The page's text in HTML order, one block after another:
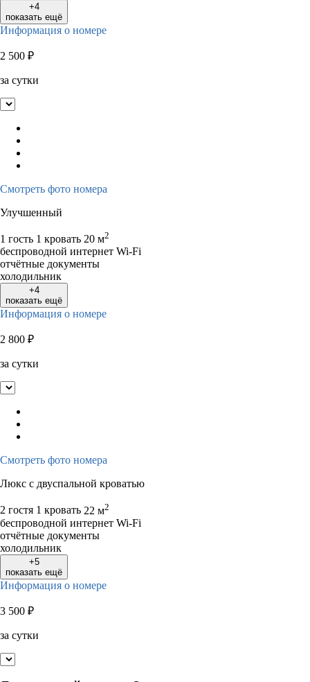
+4
показать ещё
Информация о номере
2 500 ₽
за сутки
Смотреть фото номера
Улучшенный
1 гость 1 кровать 20 м2
беспроводной интернет Wi-Fi
отчётные документы
холодильник
+4
показать ещё
Информация о номере
2 800 ₽
за сутки
Смотреть фото номера
Люкс с двуспальной кроватью
2 гостя 1 кровать 22 м2
беспроводной интернет Wi-Fi
отчётные документы
холодильник
+5
показать ещё
Информация о номере
3 500 ₽
за сутки